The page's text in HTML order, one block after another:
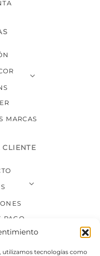
utilizamos tecnologías como
MARCAS
PAGO